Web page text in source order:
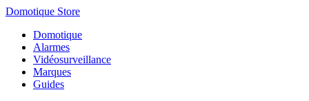
Domotique Store
Domotique
Alarmes
Vidéosurveillance
Marques
Guides